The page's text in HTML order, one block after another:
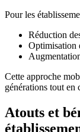
Pour les
Réduction
Optimisation
Cette approche
générations tout en
Atouts et